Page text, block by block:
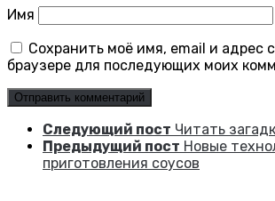
Имя
Сохранить моё имя, email и адрес
браузере для последующих моих
Следующий пост Читать
Предыдущий пост Новые
приготовления соусов